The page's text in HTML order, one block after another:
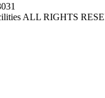
ALL RIGHTS